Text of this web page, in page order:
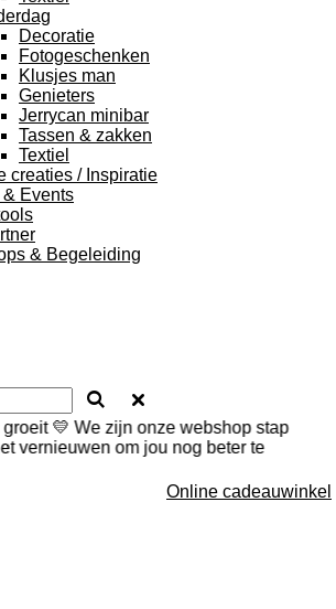
Decoratie
Fotogeschenken
Klusjes man
Genieters
Jerrycan minibar
Tassen & zakken
Textiel
creaties / Inspiratie
Events
& Begeleiding
💛 We zijn onze webshop stap
vernieuwen om jou nog beter te
Online cadeauwinkel